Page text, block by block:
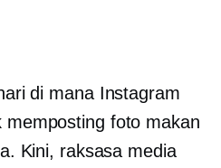
di mana Instagram
foto makan
Kini, raksasa media